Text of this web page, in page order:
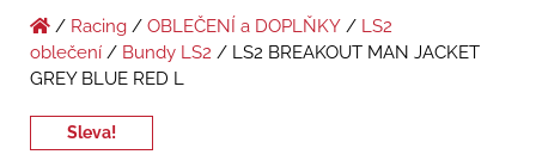
/ Racing / OBLEČENÍ a DOPLŇKY / LS2
oblečení / Bundy LS2 / LS2 BREAKOUT MAN JACKET
GREY BLUE RED L
Sleva!